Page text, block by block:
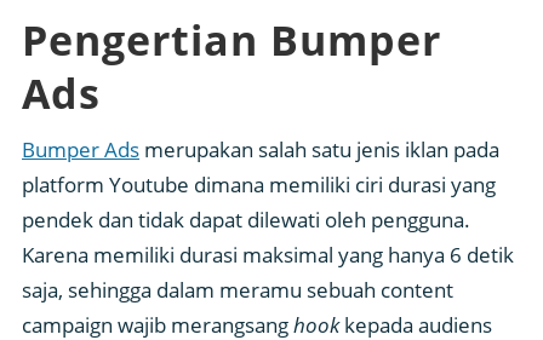
Pengertian Bumper
Ads
Bumper Ads merupakan salah satu jenis iklan pada
platform Youtube dimana memiliki ciri durasi yang
pendek dan tidak dapat dilewati oleh pengguna.
Karena memiliki durasi maksimal yang hanya 6 detik
saja, sehingga dalam meramu sebuah content
campaign wajib merangsanghookkepada audiens